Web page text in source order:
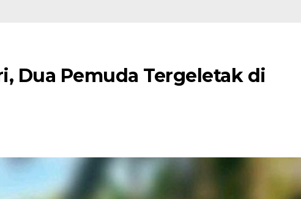
Dua Pemuda Tergeletak di